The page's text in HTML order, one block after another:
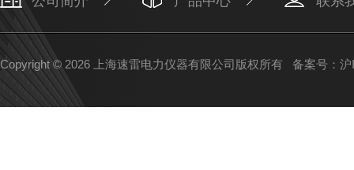
Copyright © 2026 上海速雷电力仪器有限公司版权所有 备案号：